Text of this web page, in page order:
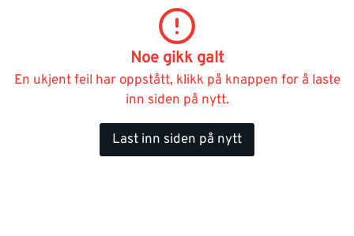
Noe gikk galt
En ukjent feil har oppstått, klikk på knappen for å laste
inn siden på nytt.
Last inn siden på nytt